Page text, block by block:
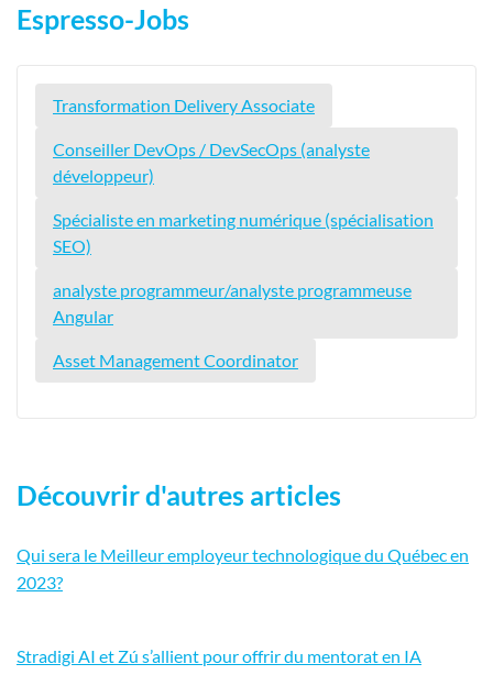
Espresso-Jobs
Transformation Delivery Associate
Conseiller DevOps / DevSecOps (analyste
développeur)
Spécialiste en marketing numérique (spécialisation
SEO)
analyste programmeur/analyste programmeuse
Angular
Asset Management Coordinator
Découvrir d'autres articles
Qui sera le Meilleur employeur technologique du Québec en
2023?
Stradigi AI et Zú s’allient pour offrir du mentorat en IA